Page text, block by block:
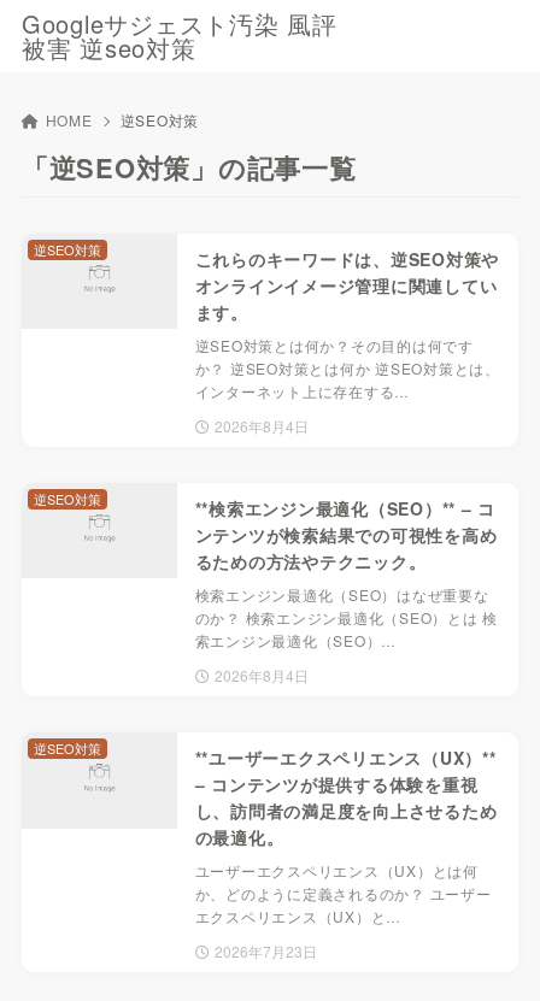
Googleサジェスト汚染 風評
被害 逆seo対策
HOME 逆SEO対策
「逆SEO対策」の記事一覧
これらのキーワードは、逆SEO対策や
オンラインイメージ管理に関連してい
ます。
逆SEO対策とは何か？その目的は何です
か？ 逆SEO対策とは何か 逆SEO対策とは、
インターネット上に存在する…
2026年8月4日
逆SEO対策
**検索エンジン最適化（SEO）** – コ
ンテンツが検索結果での可視性を高め
るための方法やテクニック。
検索エンジン最適化（SEO）はなぜ重要な
のか？ 検索エンジン最適化（SEO）とは 検
索エンジン最適化（SEO）…
2026年8月4日
逆SEO対策
**ユーザーエクスペリエンス（UX）**
– コンテンツが提供する体験を重視
し、訪問者の満足度を向上させるため
の最適化。
ユーザーエクスペリエンス（UX）とは何
か、どのように定義されるのか？ ユーザー
エクスペリエンス（UX）と…
2026年7月23日
逆SEO対策